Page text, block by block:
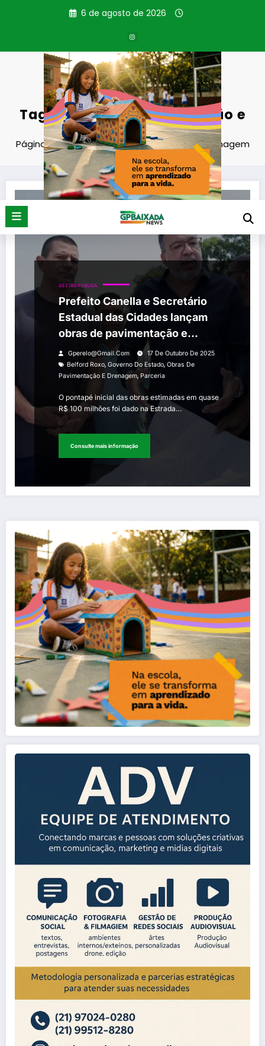
6 de agosto de 2026
Tag: obras de pavimentação e
drenagem
Página inicial obras de pavimentação e drenagem
GESTÃO PÚBLICA
Prefeito Canella e Secretário
Estadual das Cidades lançam
obras de pavimentação e
drenagem de quase R$ 100
milhões em Santa Tereza e
Parque São José
Gperelo@gmail.com
17 De Outubro De 2025
Belford Roxo, Governo Do Estado, Obras De
Pavimentação E Drenagem, Parceria
O pontapé inicial das obras estimadas em quase
R$ 100 milhões foi dado na Estrada…
Consulte mais informação